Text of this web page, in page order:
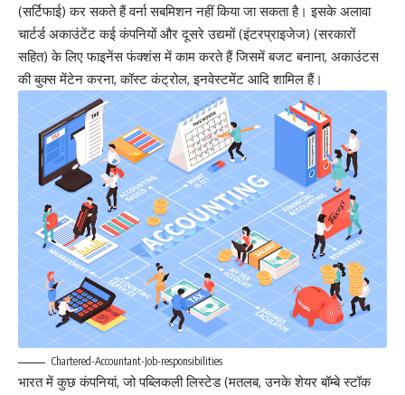
(सर्टिफाई) कर सकते हैं वर्ना सबमिशन नहीं किया जा सकता है। इसके अलावा
चार्टर्ड अकाउंटेंट कई कंपनियों और दूसरे उद्यमों (इंटरप्राइजेज) (सरकारों
सहित) के लिए फाइनेंस फंक्शंस में काम करते हैं जिसमें बजट बनाना, अकाउंटस
की बुक्स मेंटेन करना, कॉस्ट कंट्रोल, इनवेस्टमेंट आदि शामिल हैं।
Chartered-Accountant-Job-responsibilities
भारत में कुछ कंपनियां, जो पब्लिकली लिस्टेड (मतलब, उनके शेयर बॉम्बे स्टॉक